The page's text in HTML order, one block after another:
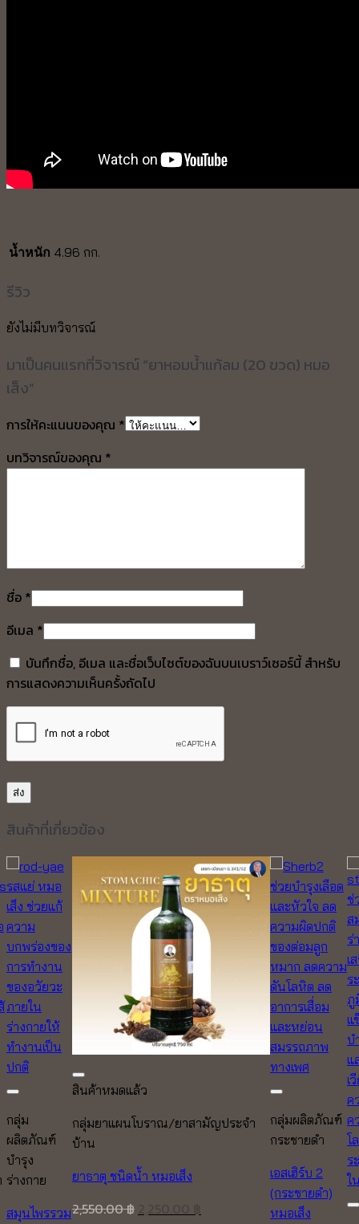
น้ำหนัก 4.96 กก.
รีวิว
ยังไม่มีบทวิจารณ์
มาเป็นคนแรกที่วิจารณ์ “ยาหอมน้ำแก้ลม (20 ขวด) หมอ
เส็ง”
การให้คะแนนของคุณ *
บทวิจารณ์ของคุณ *
ชื่อ *
อีเมล *
บันทึกชื่อ, อีเมล และชื่อเว็บไซต์ของฉันบนเบราว์เซอร์นี้ สำหรับ
การแสดงความเห็นครั้งถัดไป
สินค้าที่เกี่ยวข้อง
กลุ่ม
ผลิตภัณฑ์
บำรุง
ร่างกาย
สมุนไพรรวม
สินค้าหมดแล้ว
กลุ่มยาแผนโบราณ/ยาสามัญประจำ
บ้าน
ยาธาตุ ชนิดน้ำ หมอเส็ง
2,550.00฿
กลุ่มผลิตภัณฑ์
กระชายดำ
เอสเฮิร์บ 2
(กระชายดำ)
หมอเส็ง